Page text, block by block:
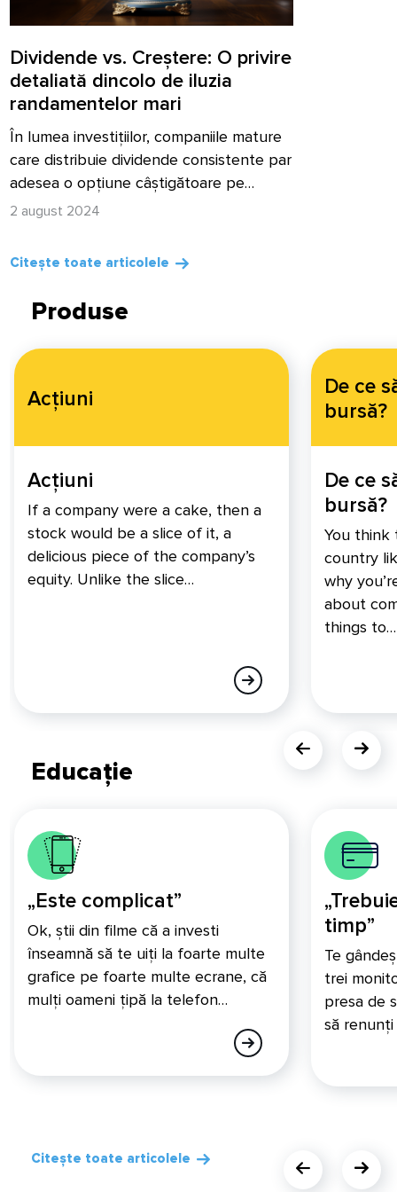
Dividende vs. Creștere: O privire
detaliată dincolo de iluzia
randamentelor mari
În lumea investițiilor, companiile mature
care distribuie dividende consistente par
adesea o opțiune câștigătoare pe…
2 august 2024
Citește toate articolele
Produse
Acțiuni
Acțiuni
If a company were a cake, then a
stock would be a slice of it, a
delicious piece of the company’s
equity. Unlike the slice…
De ce
bursă?
De ce
bursă?
You think
country
why
about
things to…
Educație
„Este complicat”
Ok, știi din filme că a investi
înseamnă să te uiți la foarte multe
grafice pe foarte multe ecrane, că
mulți oameni țipă la telefon…
timp”
Te
trei
presa de
să
Citește toate articolele